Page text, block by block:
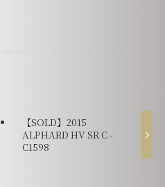
【SOLD】2015
ALPHARD HV SR C -
C1598